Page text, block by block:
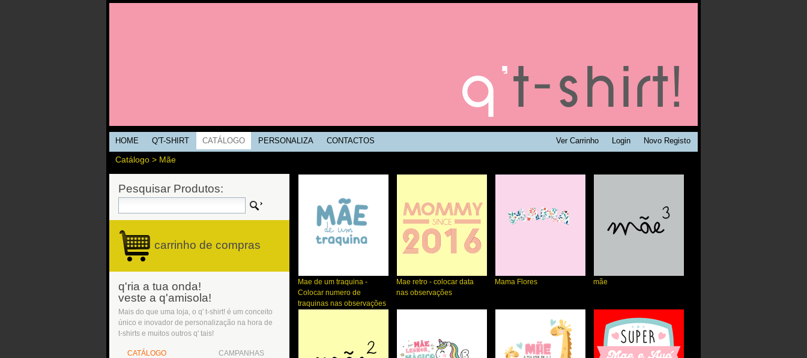
HOME Q'T-SHIRT CATÁLOGO PERSONALIZA CONTACTOS Ver Carrinho Login Novo Registo
Catálogo > Mãe
Pesquisar Produtos:
carrinho de compras
q'ria a tua onda!
veste a q'amisola!
Mais do que uma loja, o q' t-shirt! é um conceito
único e inovador de personalização na hora de
t-shirts e muitos outros q' tais!
CATÁLOGO CAMPANHAS
Mae de um traquina -
Colocar numero de
traquinas nas observações
Mae retro - colocar data
nas observações
Mama Flores mãe